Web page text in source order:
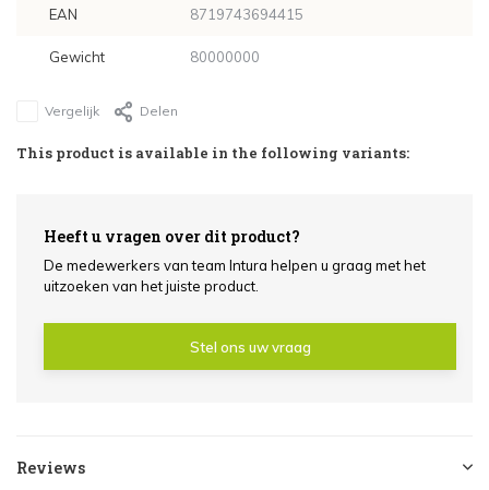
EAN 8719743694415
Gewicht 80000000
Vergelijk Delen
This product is available in the following variants:
Heeft u vragen over dit product?
De medewerkers van team Intura helpen u graag met het
uitzoeken van het juiste product.
Stel ons uw vraag
Reviews